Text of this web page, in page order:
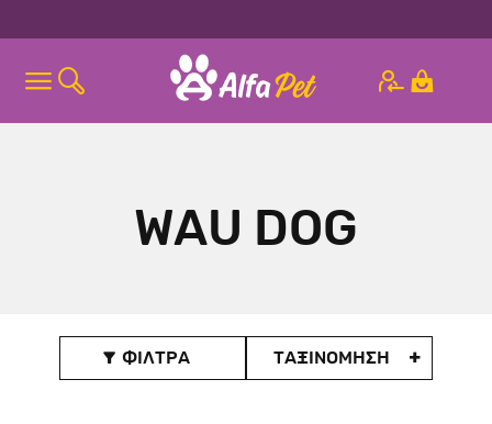
WAU DOG
 ΦΙΛΤΡΑ ΤΑΞΙΝΟΜΗΣΗ